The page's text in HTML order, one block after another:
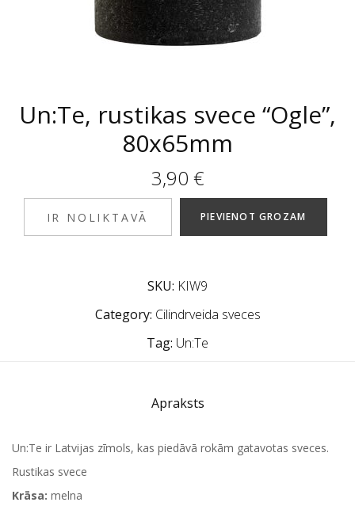
Un:Te, rustikas svece “Ogle”,
80x65mm
3,90 €
IR NOLIKTAVĀ PIEVIENOT GROZAM
SKU: KIW9
Category: Cilindrveida sveces
Tag: Un:Te
Apraksts
Un:Te ir Latvijas zīmols, kas piedāvā rokām gatavotas sveces.
Rustikas svece
Krāsa: melna